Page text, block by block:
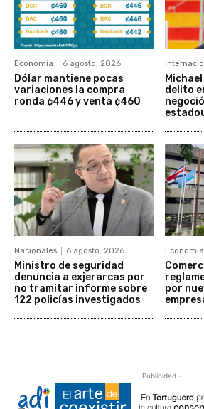
Economía 6 agosto, 2026
Dólar mantiene pocas
variaciones la compra
ronda ¢446 y venta ¢460
delito
Nacionales 6 agosto, 2026
Ministro de seguridad
denuncia a exjerarcas por
no tramitar informe sobre
122 policías investigados
Economía
por
- Publicidad -